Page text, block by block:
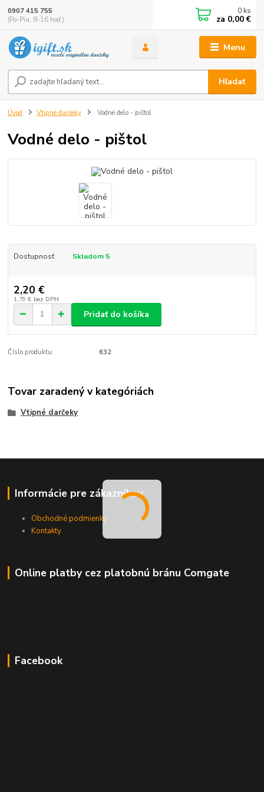
Menu
Hľadať
0907 415 755
(Po-Pia, 8-16 hod.)
0 ks
za 0,00 €
Úvod Vtipné darčeky Vodné delo - pištol
Vodné delo - pištol
Dostupnosť Skladom 5
2,20 €
1,79 € bez DPH
Pridať do košíka
Číslo produktu: 632
Tovar zaradený v kategóriách
Vtipné darčeky
Informácie pre zákazníkov
Obchodné podmienky
Kontakty
Online platby cez platobnú bránu Comgate
Facebook